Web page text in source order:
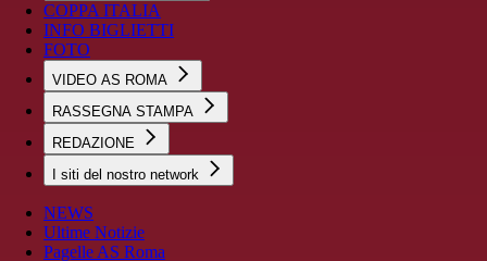
COPPA ITALIA
INFO BIGLIETTI
FOTO
VIDEO AS ROMA
RASSEGNA STAMPA
REDAZIONE
I siti del nostro network
NEWS
Ultime Notizie
Pagelle AS Roma